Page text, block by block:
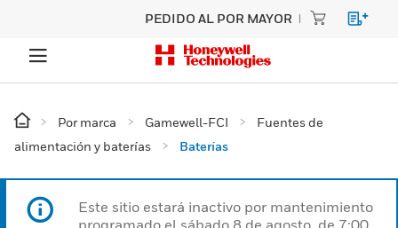
PEDIDO AL POR MAYOR
Por marca Gamewell-FCI
Fuentes de
alimentación y baterías
Baterías
Este sitio estará inactivo por mantenimiento
programado el sábado 8 de agosto, de 7:00